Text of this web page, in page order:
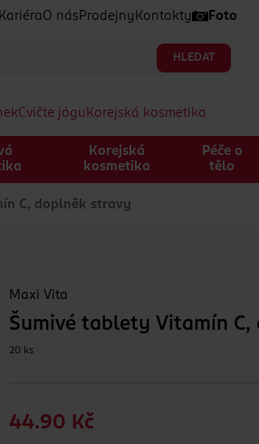
Kariéra O nás Prodejny Kontakty Foto
HLEDAT
Cvičte jógu Korejská kosmetika
Korejská
kosmetika
Péče o
tělo
C, doplněk stravy
Maxi Vita
Šumivé tablety Vitamín
20 ks
44.90 Kč